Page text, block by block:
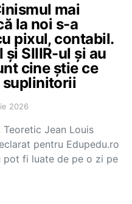
mai
la noi s-a
pixul, contabil.
SIIIR-ul și au
cine știe ce
suplinitorii
2026
Jean Louis
pentru Edupedu.ro
pot fi luate de pe o zi pe